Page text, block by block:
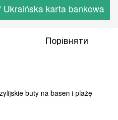
Ukraińska karta bankowa
Порівняти
buty na basen i plażę